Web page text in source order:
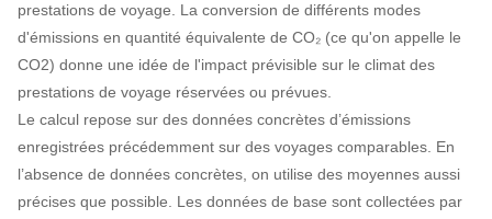
prestations de voyage. La conversion de différents modes
d'émissions en quantité équivalente de CO₂ (ce qu'on appelle le
CO2) donne une idée de l'impact prévisible sur le climat des
prestations de voyage réservées ou prévues.
Le calcul repose sur des données concrètes d’émissions
enregistrées précédemment sur des voyages comparables. En
l’absence de données concrètes, on utilise des moyennes aussi
précises que possible. Les données de base sont collectées par